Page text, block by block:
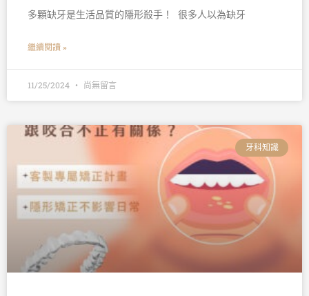
多顆缺牙是生活品質的隱形殺手！ 󠀠 很多人以為缺牙
繼續閱讀 »
11/25/2024 尚無留言
牙科知識